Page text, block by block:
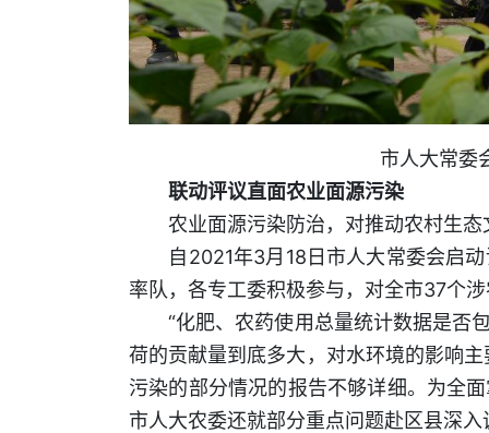
市人大常委
联动评议直面农业面源污染
农业面源污染防治，对推动农村生态
自2021年3月18日市人大常委会启动
率队，各专工委积极参与，对全市37个
“化肥、农药使用总量统计数据是否包
荷的贡献量到底多大，对水环境的影响
污染的部分情况的报告不够详细。为全
市人大农委还就部分重点问题赴区县深